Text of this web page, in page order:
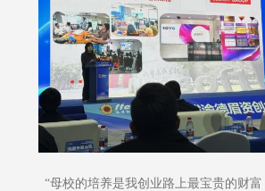
“母校的培养是我创业路上最宝贵的财